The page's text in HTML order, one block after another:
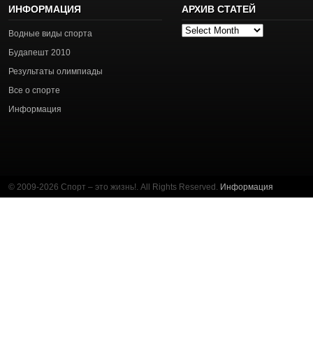
ИНФОРМАЦИЯ
Водные виды спорта
Будапешт 2010
Результаты олимпиады
Все о спорте
Информация
АРХИВ СТАТЕЙ
Архив
© 2009-2026 Спорт – это жизнь!. All Rights Reserved. Информация